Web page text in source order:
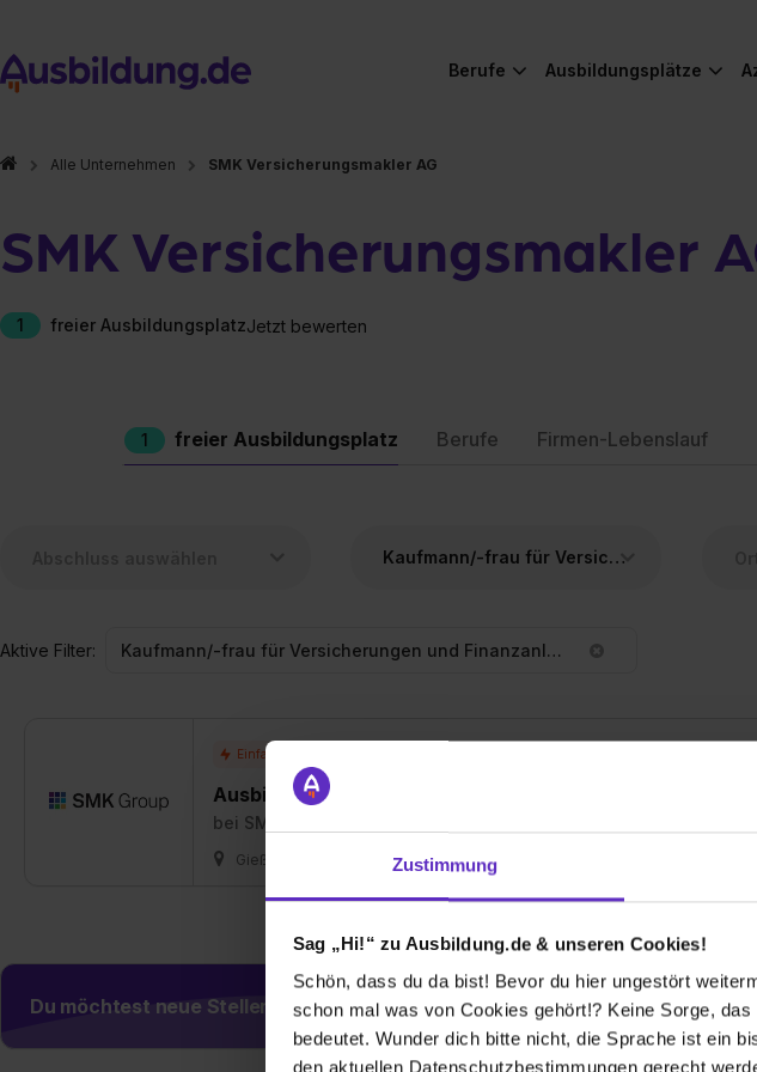
Zustimmung
Sag „Hi!“ zu Ausbildung.de & unseren Cookies!
Schön, dass du da bist! Bevor du hier ungestört
schon mal was von Cookies gehört!? Keine Sorge,
bedeutet. Wunder dich bitte nicht, die Sprache ist ein
den aktuellen Datenschutzbestimmungen gerecht
Berufe Ausbildungsplätze
Alle Unternehmen SMK Versicherungsmakler AG
SMK Versicherungsmakler
1 freier AusbildungsplatzJetzt bewerten
1 freier Ausbildungsplatz Berufe Firmen-Lebenslauf
Kaufmann/-frau für Versicherungen und Finanzanlagen
Aktive Filter: Kaufmann/-frau für Versicherungen und Finanzanlagen
Ausbildung Kaufmann/-frau für Versicherungen und
bei SMK Versicherungsmakler AG
Gießen 01.08.2027 1 freier Platz
Du möchtest neue Stellen automatisch zugeschickt bekommen?